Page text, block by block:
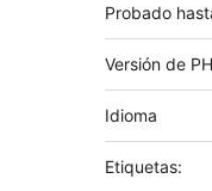
Probado
Versión de
Idioma
Etiquetas: